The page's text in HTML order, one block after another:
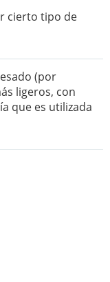
cierto tipo de
(por
ligeros, con
que es utilizada